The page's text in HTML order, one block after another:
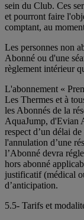
sein du Club. Ces
et pourront faire
comptant, au
Les personnes non
Abonné ou d'une
règlement intérieur
L'abonnement «
Les Thermes et à
les Abonnés de la
AquaJump, d'Evian
respect d’un délai
l'annulation d’une
l’Abonné devra
hors abonné
justificatif (médical
d’anticipation.
5.5- Tarifs et